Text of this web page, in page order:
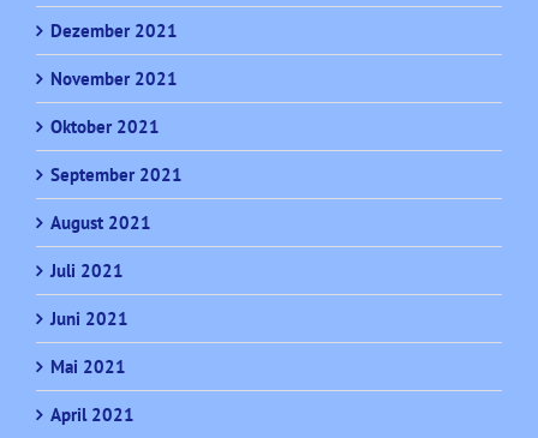
Dezember 2021
November 2021
Oktober 2021
September 2021
August 2021
Juli 2021
Juni 2021
Mai 2021
April 2021